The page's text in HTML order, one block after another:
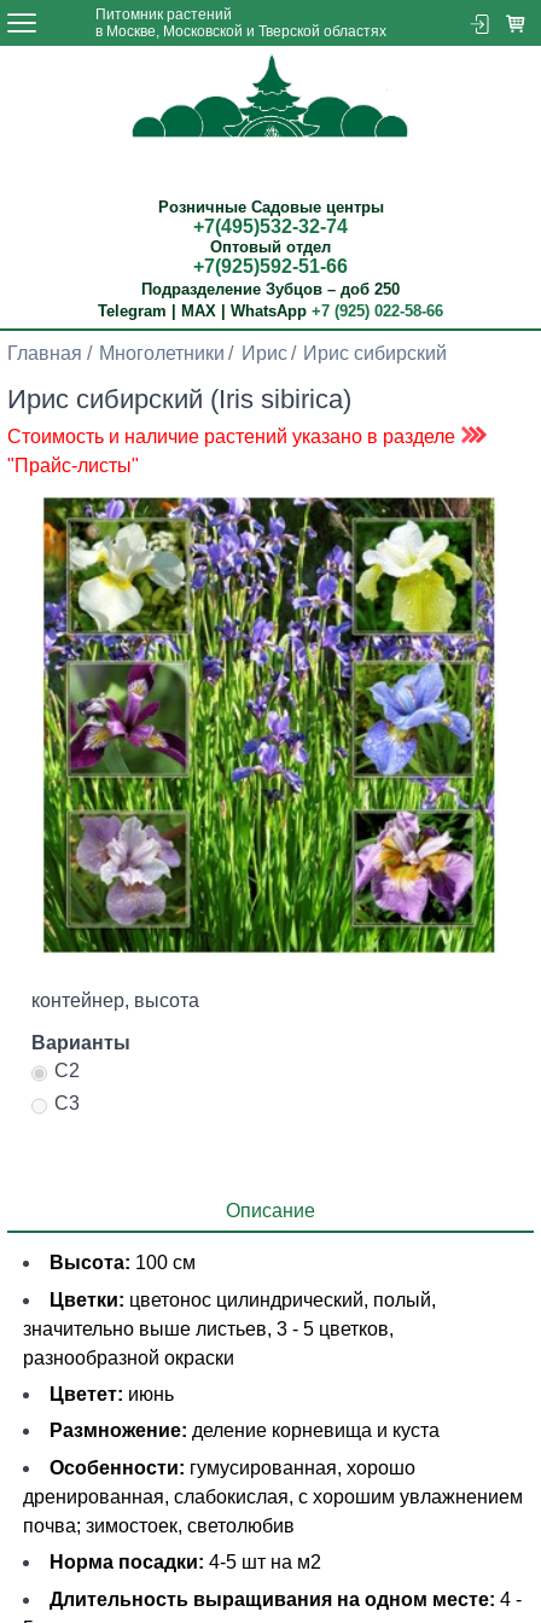
Питомник растений
в Москве, Московской и Тверской областях
Розничные Садовые центры
+7(495)532-32-74
Оптовый отдел
+7(925)592-51-66
Подразделение Зубцов – доб 250
Telegram | MAX | WhatsApp +7 (925) 022-58-66
Главная Многолетники Ирис Ирис сибирский
Ирис сибирский (Iris sibirica)
Стоимость и наличие растений указано в разделе
"Прайс-листы"
контейнер, высота
Варианты
С2
С3
Описание
Высота: 100 см
Цветки: цветонос цилиндрический, полый,
значительно выше листьев, 3 - 5 цветков,
разнообразной окраски
Цветет: июнь
Размножение:деление корневища и куста
Особенности: гумусированная, хорошо
дренированная, слабокислая, с хорошим увлажнением
почва; зимостоек, светолюбив
Норма посадки: 4-5 шт на м2
Длительность выращивания на одном месте:4 -